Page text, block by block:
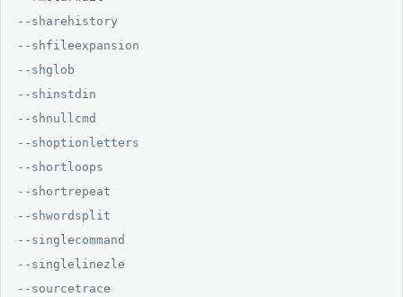
--sharehistory
--shfileexpansion
--shglob
--shinstdin
--shnullcmd
--shoptionletters
--shortloops
--shortrepeat
--shwordsplit
--singlecommand
--singlelinezle
--sourcetrace